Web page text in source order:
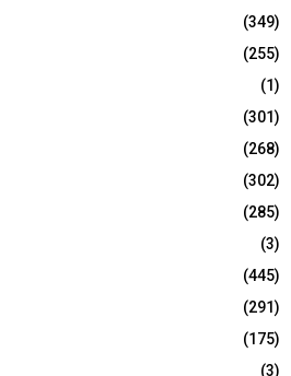
(349)
(255)
(1)
(301)
(268)
(302)
(285)
(3)
(445)
(291)
(175)
(3)